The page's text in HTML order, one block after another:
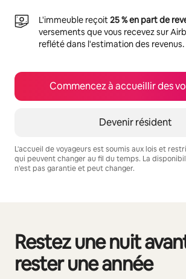
L'immeuble reçoit25 % en part de
versements que vous recevez sur
reflété dans l'estimation des revenus.
Commencez à accueillir des
Devenir résident
L'accueil de voyageurs est soumis aux lois et
qui peuvent changer au fil du temps. La
n'est pas garantie et peut changer.
Restez une nuit
rester une année
0 article sur 0 est affiché.